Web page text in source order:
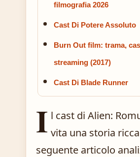
filmografia 2026
Cast Di Potere Assoluto
Burn Out film: trama,
streaming (2017)
Cast Di Blade Runner
I l cast di Alien:
vita una storia
seguente articolo